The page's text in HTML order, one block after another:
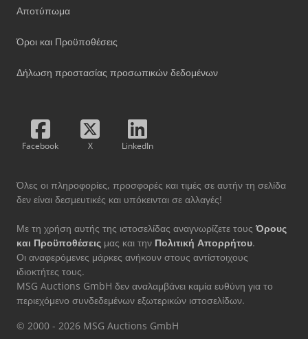
Αποτύπωμα
Όροι και Προϋποθέσεις
Δήλωση προστασίας προσωπικών δεδομένων
Facebook X LinkedIn
Όλες οι πληροφορίες, προσφορές και τιμές σε αυτήν τη σελίδα
δεν είναι δεσμευτικές και υπόκεινται σε αλλαγές!
Με τη χρήση αυτής της ιστοσελίδας αναγνωρίζετε τους Όρους
και Προϋποθέσεις μας και την Πολιτική Απορρήτου.
Οι αναφερόμενες μάρκες ανήκουν στους αντίστοιχους
ιδιοκτήτες τους.
MSG Auctions GmbH δεν αναλαμβάνει καμία ευθύνη για το
περιεχόμενο συνδεδεμένων εξωτερικών ιστοσελίδων.
© 2000 - 2026 MSG Auctions GmbH